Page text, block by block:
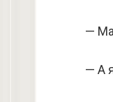
—
— А